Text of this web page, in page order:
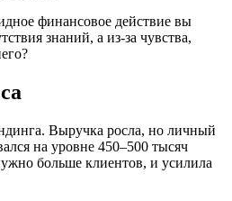
финансовое действие вы
знаний, а из-за чувства,
Выручка росла, но личный
на уровне 450–500 тысяч
больше клиентов, и усилила